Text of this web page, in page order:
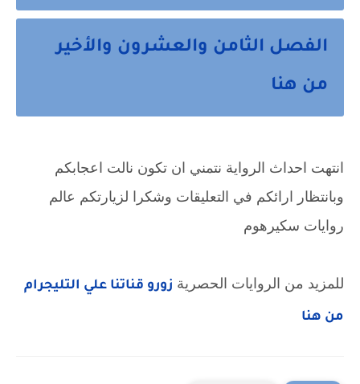
الفصل الثامن والعشرون والأخير
من هنا
انتهت احداث الرواية نتمني ان تكون نالت اعجابكم
وبانتظار ارائكم في التعليقات وشكرا لزيارتكم عالم
روايات سكيرهوم
للمزيد من الروايات الحصرية زورو قناتنا علي التليجرام
من هنا